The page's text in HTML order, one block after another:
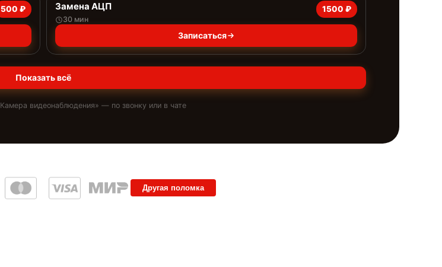
500 ₽ Замена АЦП
30 мин
1500 ₽
Записаться
Показать всё
Камера видеонаблюдения» — по звонку или в чате
Другая поломка